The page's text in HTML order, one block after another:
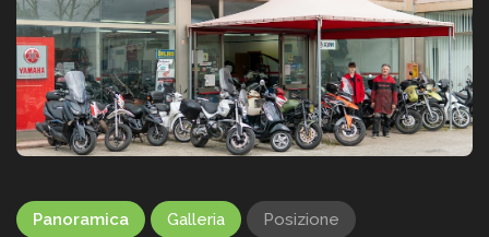
Panoramica Galleria Posizione